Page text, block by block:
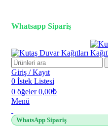
Whatsapp Sipariş
Giriş / Kayıt
0 İstek Listesi
0 öğeler 0,00₺
Menü
WhatsApp Sipariş